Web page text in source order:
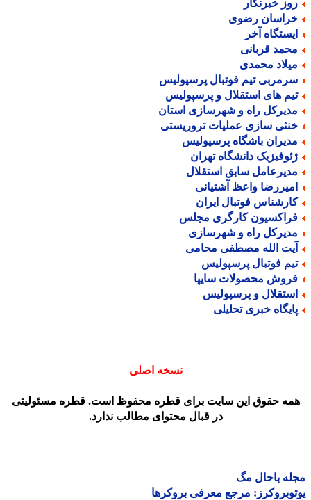
خبرنگار
رضوی
آخر
قربانی
محمدی
تیم فوتبال پرسپولیس
های استقلال و پرسپولیس
راه و شهرسازی استان
سازی عملیات تروریستی
باشگاه پرسپولیس
دانشگاه تهران
سابق استقلال
واعظ آشتیانی
فوتبال ایران
کارگری مجلس
راه و شهرسازی
الله مصطفی محامی
فوتبال پرسپولیس
محصولات سایپا
و پرسپولیس
خبری تحلیلی
نسخه اصلی
حقوق این سایت برای قطره محفوظ است. قطره مسئولیتی
در قبال محتوای مطالب ندارد.
باحال مگ
مرجع معرفی بروکرها